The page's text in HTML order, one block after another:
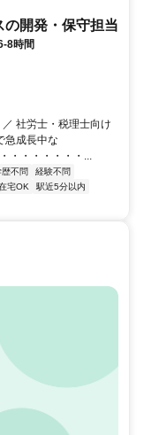
開発・保守担当
8時間
社労士・税理士向け
急成長中な
・・・・・・・...
歴不問
経験不問
宅OK
駅近5分以内